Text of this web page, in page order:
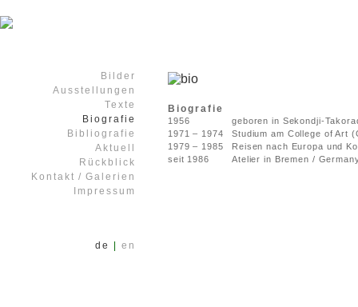
Bilder
Ausstellungen
Texte
Biografie
Bibliografie
Aktuell
Rückblick
Kontakt / Galerien
Impressum
de en
Biografie
1956
geboren in Sekondji-
1971 – 1974
Studium am College of Art
1979 – 1985
Reisen nach Europa und
seit 1986
Atelier in Bremen /